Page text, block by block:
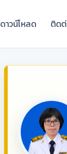
ดาวน์โหลด ติดต่